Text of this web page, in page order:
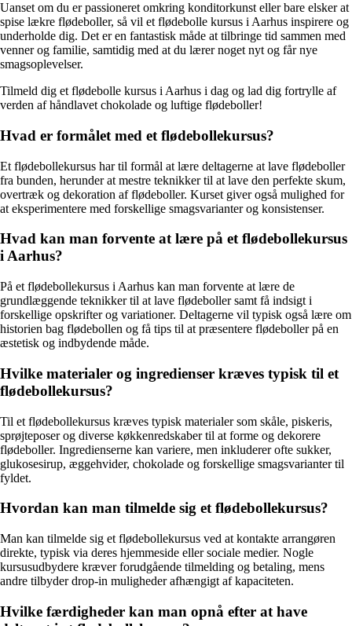
Uanset om du er passioneret omkring konditorkunst eller bare elsker at
spise lækre flødeboller, så vil et flødebolle kursus i Aarhus inspirere og
underholde dig. Det er en fantastisk måde at tilbringe tid sammen med
venner og familie, samtidig med at du lærer noget nyt og får nye
smagsoplevelser.
Tilmeld dig et flødebolle kursus i Aarhus i dag og lad dig fortrylle af
verden af håndlavet chokolade og luftige flødeboller!
Hvad er formålet med et flødebollekursus?
Et flødebollekursus har til formål at lære deltagerne at lave flødeboller
fra bunden, herunder at mestre teknikker til at lave den perfekte skum,
overtræk og dekoration af flødeboller. Kurset giver også mulighed for
at eksperimentere med forskellige smagsvarianter og konsistenser.
Hvad kan man forvente at lære på et flødebollekursus
i Aarhus?
På et flødebollekursus i Aarhus kan man forvente at lære de
grundlæggende teknikker til at lave flødeboller samt få indsigt i
forskellige opskrifter og variationer. Deltagerne vil typisk også lære om
historien bag flødebollen og få tips til at præsentere flødeboller på en
æstetisk og indbydende måde.
Hvilke materialer og ingredienser kræves typisk til et
flødebollekursus?
Til et flødebollekursus kræves typisk materialer som skåle, piskeris,
sprøjteposer og diverse køkkenredskaber til at forme og dekorere
flødeboller. Ingredienserne kan variere, men inkluderer ofte sukker,
glukosesirup, æggehvider, chokolade og forskellige smagsvarianter til
fyldet.
Hvordan kan man tilmelde sig et flødebollekursus?
Man kan tilmelde sig et flødebollekursus ved at kontakte arrangøren
direkte, typisk via deres hjemmeside eller sociale medier. Nogle
kursusudbydere kræver forudgående tilmelding og betaling, mens
andre tilbyder drop-in muligheder afhængigt af kapaciteten.
Hvilke færdigheder kan man opnå efter at have